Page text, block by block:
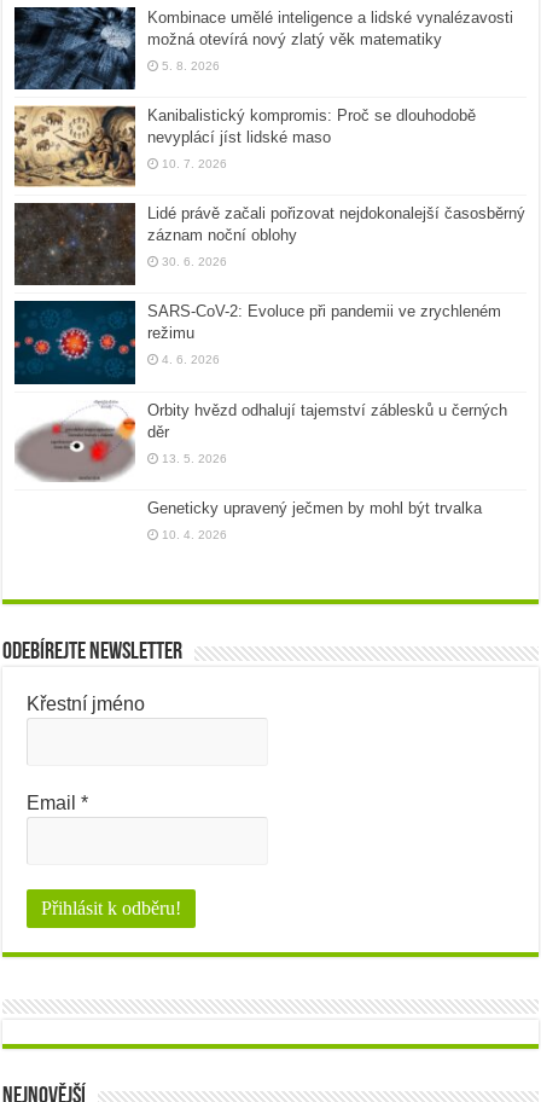
Kombinace umělé inteligence a lidské vynalézavosti
možná otevírá nový zlatý věk matematiky
5. 8. 2026
Kanibalistický kompromis: Proč se dlouhodobě
nevyplácí jíst lidské maso
10. 7. 2026
Lidé právě začali pořizovat nejdokonalejší časosběrný
záznam noční oblohy
30. 6. 2026
SARS-CoV-2: Evoluce při pandemii ve zrychleném
režimu
4. 6. 2026
Orbity hvězd odhalují tajemství záblesků u černých
děr
13. 5. 2026
Geneticky upravený ječmen by mohl být trvalka
10. 4. 2026
Odebírejte newsletter
Křestní jméno
Email*
Nejnovější